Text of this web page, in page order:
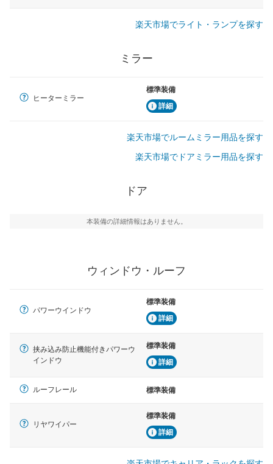
楽天市場でライト・ランプを探す
ミラー
ヒーターミラー
標準装備
詳細
楽天市場でルームミラー用品を探す
楽天市場でドアミラー用品を探す
ドア
本装備の詳細情報はありません。
ウィンドウ・ルーフ
パワーウインドウ
標準装備
詳細
挟み込み防止機能付きパワーウ
インドウ
標準装備
詳細
ルーフレール 標準装備
リヤワイパー
標準装備
詳細